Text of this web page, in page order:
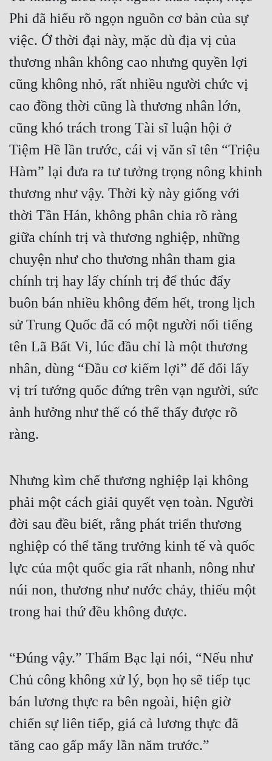
Phi đã hiểu rõ ngọn nguồn cơ bản của sự
việc. Ở thời đại này, mặc dù địa vị của
thương nhân không cao nhưng quyền lợi
cũng không nhỏ, rất nhiều người chức vị
cao đồng thời cũng là thương nhân lớn,
cũng khó trách trong Tài sĩ luận hội ở
Tiệm Hề lần trước, cái vị văn sĩ tên “Triệu
Hàm” lại đưa ra tư tưởng trọng nông khinh
thương như vậy. Thời kỳ này giống với
thời Tần Hán, không phân chia rõ ràng
giữa chính trị và thương nghiệp, những
chuyện như cho thương nhân tham gia
chính trị hay lấy chính trị để thúc đẩy
buôn bán nhiều không đếm hết, trong lịch
sử Trung Quốc đã có một người nổi tiếng
tên Lã Bất Vi, lúc đầu chỉ là một thương
nhân, dùng “Đầu cơ kiếm lợi” để đổi lấy
vị trí tướng quốc đứng trên vạn người, sức
ảnh hưởng như thế có thể thấy được rõ
ràng.
Nhưng kìm chế thương nghiệp lại không
phải một cách giải quyết vẹn toàn. Người
đời sau đều biết, rằng phát triển thương
nghiệp có thể tăng trưởng kinh tế và quốc
lực của một quốc gia rất nhanh, nông như
núi non, thương như nước chảy, thiếu một
trong hai thứ đều không được.
“Đúng vậy.” Thẩm Bạc lại nói, “Nếu như
Chủ công không xử lý, bọn họ sẽ tiếp tục
bán lương thực ra bên ngoài, hiện giờ
chiến sự liên tiếp, giá cả lương thực đã
tăng cao gấp mấy lần năm trước.”